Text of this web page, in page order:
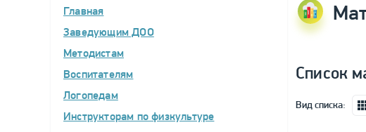
Главная
Заведующим ДОО
Методистам
Воспитателям
Логопедам
Инструкторам по физкультуре
Список
Вид списка: